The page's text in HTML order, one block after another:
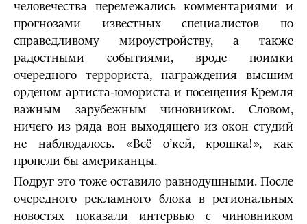
человечества перемежались комментариями и
прогнозами известных специ­алистов по
справедливому мироустройству, а также
радостными событиями, вроде поимки
очередного террориста, награждения высшим
орденом арти­ста-юмориста и посещения Кремля
важным зарубежным чиновником. Словом,
ничего из ряда вон выходящего из окон студий
не наблюдалось. «Всё о’кей, крошка!», как
пропели бы американцы.
Подруг это тоже оставило равнодушными. После
очередного реклам­ного блока в региональных
новостях показали интервью с чиновником